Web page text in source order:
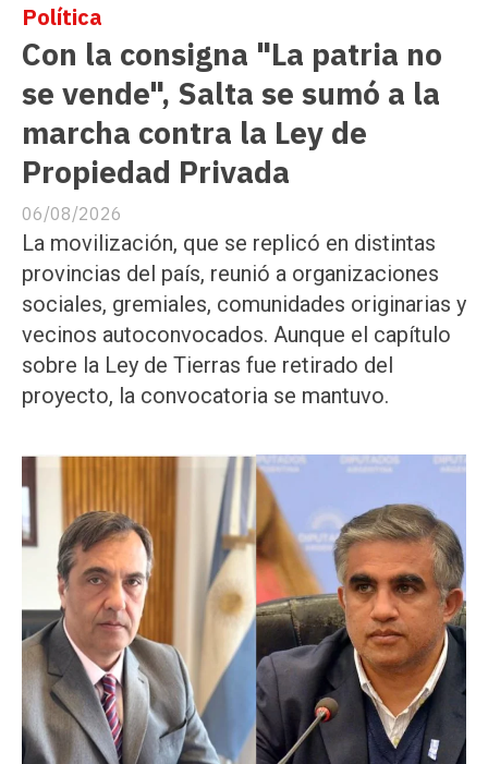
Con la consigna "La patria no
se vende", Salta se sumó a la
marcha contra la Ley de
Propiedad Privada
Política
06/08/2026
La movilización, que se replicó en distintas
provincias del país, reunió a organizaciones
sociales, gremiales, comunidades originarias y
vecinos autoconvocados. Aunque el capítulo
sobre la Ley de Tierras fue retirado del
proyecto, la convocatoria se mantuvo.